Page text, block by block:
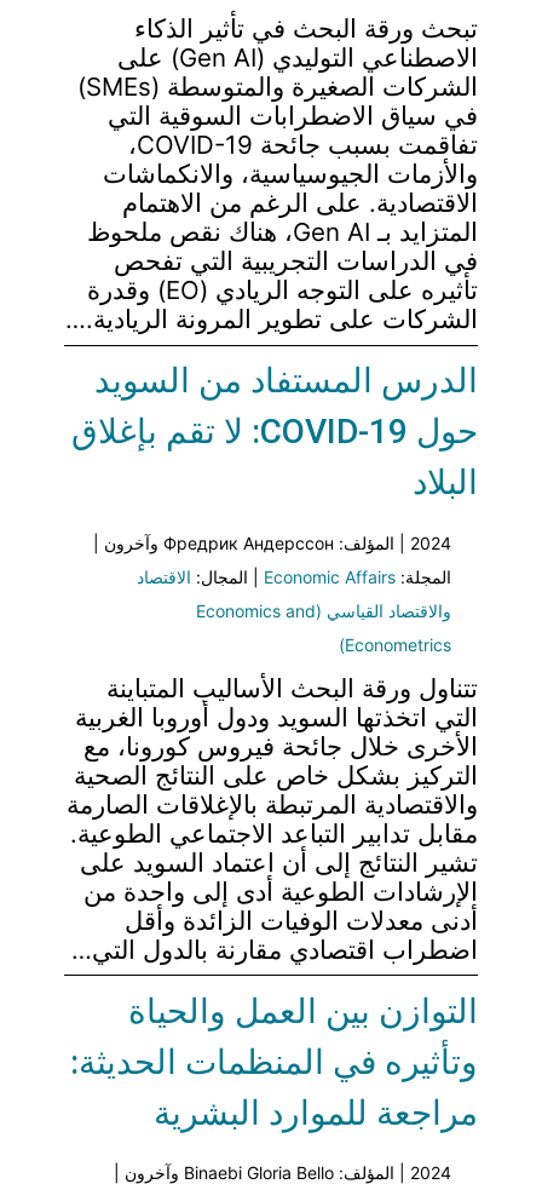
تبحث ورقة البحث في تأثير الذكاء
الاصطناعي التوليدي (Gen AI) على
الشركات الصغيرة والمتوسطة (SMEs)
في سياق الاضطرابات السوقية التي
تفاقمت بسبب جائحة COVID-19،
والأزمات الجيوسياسية، والانكماشات
الاقتصادية. على الرغم من الاهتمام
المتزايد بـ Gen AI، هناك نقص ملحوظ
في الدراسات التجريبية التي تفحص
تأثيره على التوجه الريادي (EO) وقدرة
الشركات على تطوير المرونة الريادية.…
الدرس المستفاد من السويد
حول COVID-19: لا تقم بإغلاق
البلاد
2024 | المؤلف: Фредрик Андерссон وآخرون |
المجلة:Economic Affairs | المجال: الاقتصاد
والاقتصاد القياسي (Economics and
Econometrics)
تتناول ورقة البحث الأساليب المتباينة
التي اتخذتها السويد ودول أوروبا الغربية
الأخرى خلال جائحة فيروس كورونا، مع
التركيز بشكل خاص على النتائج الصحية
والاقتصادية المرتبطة بالإغلاقات الصارمة
مقابل تدابير التباعد الاجتماعي الطوعية.
تشير النتائج إلى أن اعتماد السويد على
الإرشادات الطوعية أدى إلى واحدة من
أدنى معدلات الوفيات الزائدة وأقل
اضطراب اقتصادي مقارنة بالدول التي…
التوازن بين العمل والحياة
وتأثيره في المنظمات الحديثة:
مراجعة للموارد البشرية
2024 | المؤلف: Binaebi Gloria Bello وآخرون |